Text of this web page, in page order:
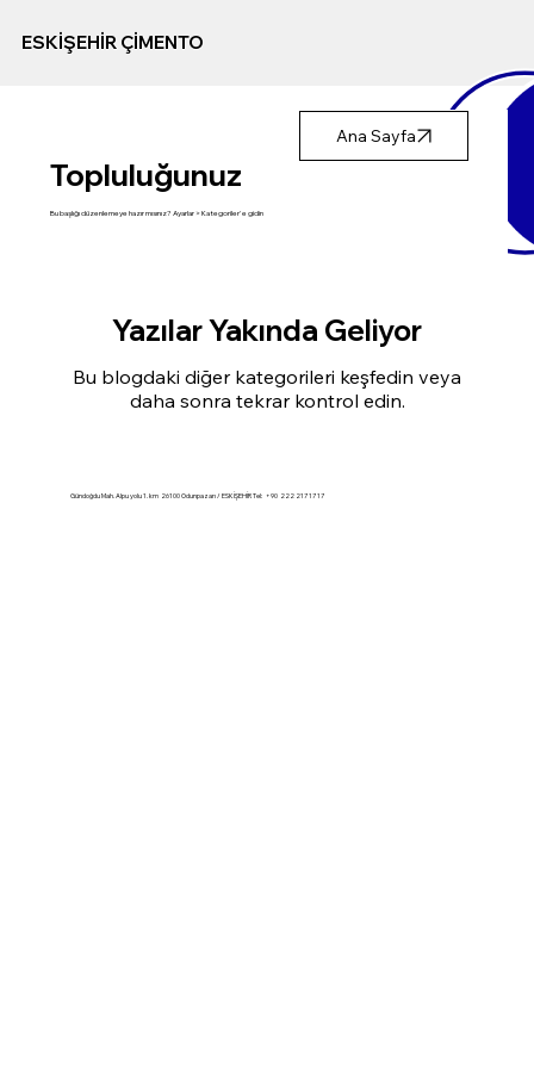
ESKİŞEHİR ÇİMENTO
Topluluğunuz
Bu başlığı düzenlemeye hazır mısınız? Ayarlar > Kategoriler'e gidin
Yazılar Yakında Geliyor
Bu blogdaki diğer kategorileri keşfedin veya
daha sonra tekrar kontrol edin.
Ana Sayfa
Gündoğdu Mah. Alpu yolu 1. km 26100 Odunpazarı / ESKİŞEHİR Tel: +90 222 217 17 17